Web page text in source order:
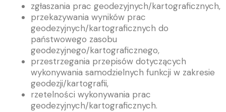
zgłaszania prac geodezyjnych/kartograficznych,
przekazywania wyników prac
geodezyjnych/kartograficznych do
państwowego zasobu
geodezyjnego/kartograficznego,
przestrzegania przepisów dotyczących
wykonywania samodzielnych funkcji w zakresie
geodezji/kartografii,
rzetelności wykonywania prac
geodezyjnych/kartograficznych.